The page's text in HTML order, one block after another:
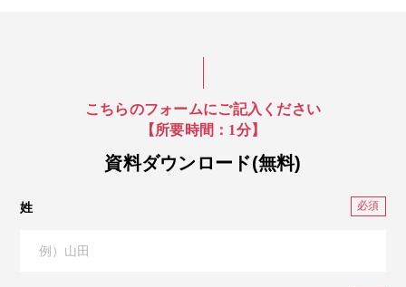
こちらのフォームにご記入ください
【所要時間：1分】
資料ダウンロード(無料)
姓